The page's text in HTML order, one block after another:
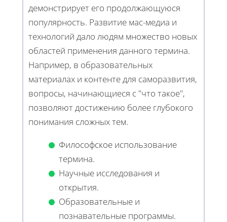
демонстрирует его продолжающуюся
популярность. Развитие мас-медиа и
технологий дало людям множество новых
областей применения данного термина.
Например, в образовательных
материалах и контенте для саморазвития,
вопросы, начинающиеся с "что такое",
позволяют достижению более глубокого
понимания сложных тем.
Философское использование
термина.
Научные исследования и
открытия.
Образовательные и
познавательные программы.